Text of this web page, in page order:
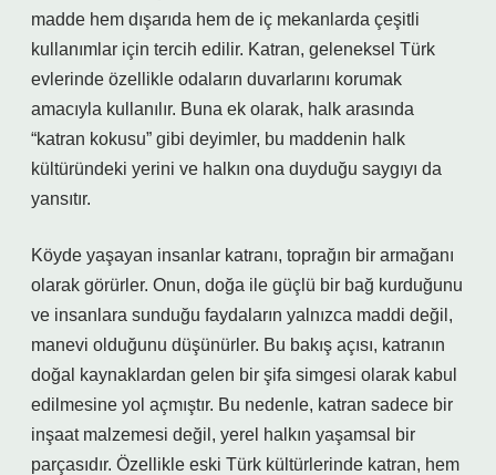
madde hem dışarıda hem de iç mekanlarda çeşitli
kullanımlar için tercih edilir. Katran, geleneksel Türk
evlerinde özellikle odaların duvarlarını korumak
amacıyla kullanılır. Buna ek olarak, halk arasında
“katran kokusu” gibi deyimler, bu maddenin halk
kültüründeki yerini ve halkın ona duyduğu saygıyı da
yansıtır.
Köyde yaşayan insanlar katranı, toprağın bir armağanı
olarak görürler. Onun, doğa ile güçlü bir bağ kurduğunu
ve insanlara sunduğu faydaların yalnızca maddi değil,
manevi olduğunu düşünürler. Bu bakış açısı, katranın
doğal kaynaklardan gelen bir şifa simgesi olarak kabul
edilmesine yol açmıştır. Bu nedenle, katran sadece bir
inşaat malzemesi değil, yerel halkın yaşamsal bir
parçasıdır. Özellikle eski Türk kültürlerinde katran, hem